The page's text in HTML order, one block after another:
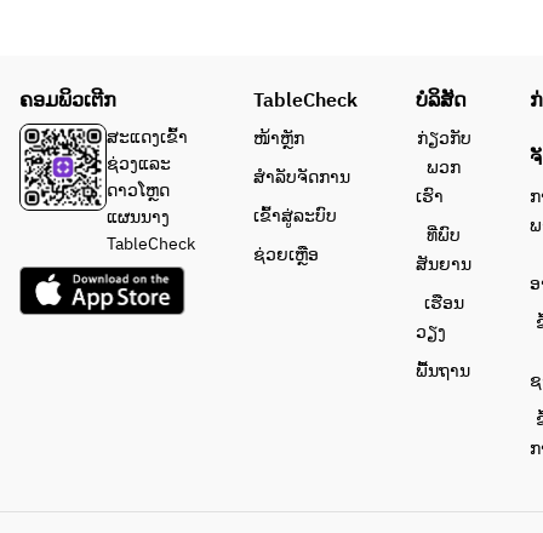
ຄອມພິວເຕີກ
ສະແດງເຂົ້າ
ຊ່ວງແລະ
ດາວໂຫຼດ
ແຜນນາງ
TableCheck
TableCheck
ໜ້າຫຼັກ
ສຳລັບຈັດການ
ເຂົ້າສູ່ລະບົບ
ຊ່ວຍເຫຼືອ
ບໍລິສັດ
ກ່ຽວກັບ
ພວກ
ເຮົາ
ທີ່ພົບ
ສັນຍານ
ເຮືອນ
ວຽງ
ພື້ນຖານ